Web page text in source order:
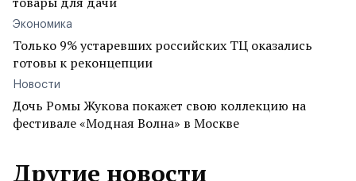
Экономика
Только 9% устаревших российских ТЦ оказались
готовы к реконцепции
Новости
Дочь Ромы Жукова покажет свою коллекцию на
фестивале «Модная Волна» в Москве
Другие новости